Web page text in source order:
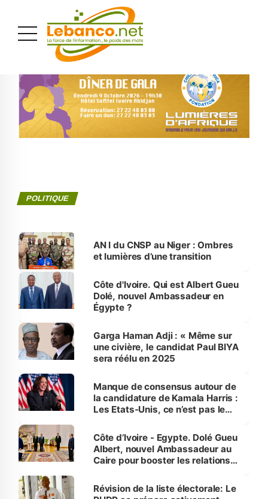
POLITIQUE
AN I du CNSP au Niger : Ombres
et lumières d’une transition
Côte d'Ivoire. Qui est Albert Gueu
Dolé, nouvel Ambassadeur en
Égypte ?
Garga Haman Adji : « Même sur
une civière, le candidat Paul BIYA
sera réélu en 2025
Manque de consensus autour de
la candidature de Kamala Harris :
Les Etats-Unis, ce n’est pas le
Côte d’Ivoire - Egypte. Dolé Gueu
Albert, nouvel Ambassadeur au
Caire pour booster les relations
Révision de la liste électorale: Le